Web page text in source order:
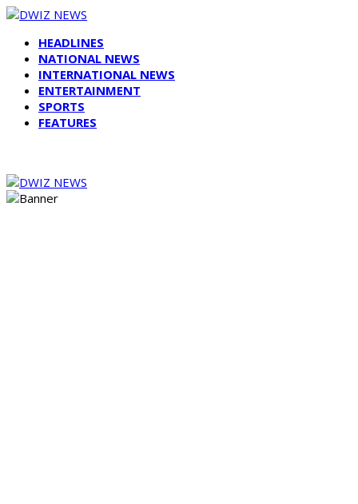
HEADLINES
NATIONAL NEWS
INTERNATIONAL NEWS
ENTERTAINMENT
SPORTS
FEATURES